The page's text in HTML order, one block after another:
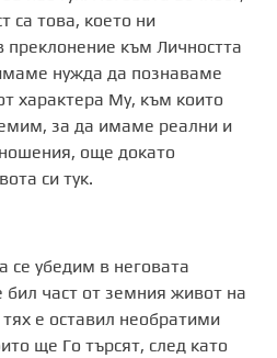
са това, което ни
преклонение към Личността
нужда да познаваме
характера Му, към които
за да имаме реални и
още докато
си тук.
се убедим в неговата
част от земния живот на
е оставил необратими
ще Го търсят, след като